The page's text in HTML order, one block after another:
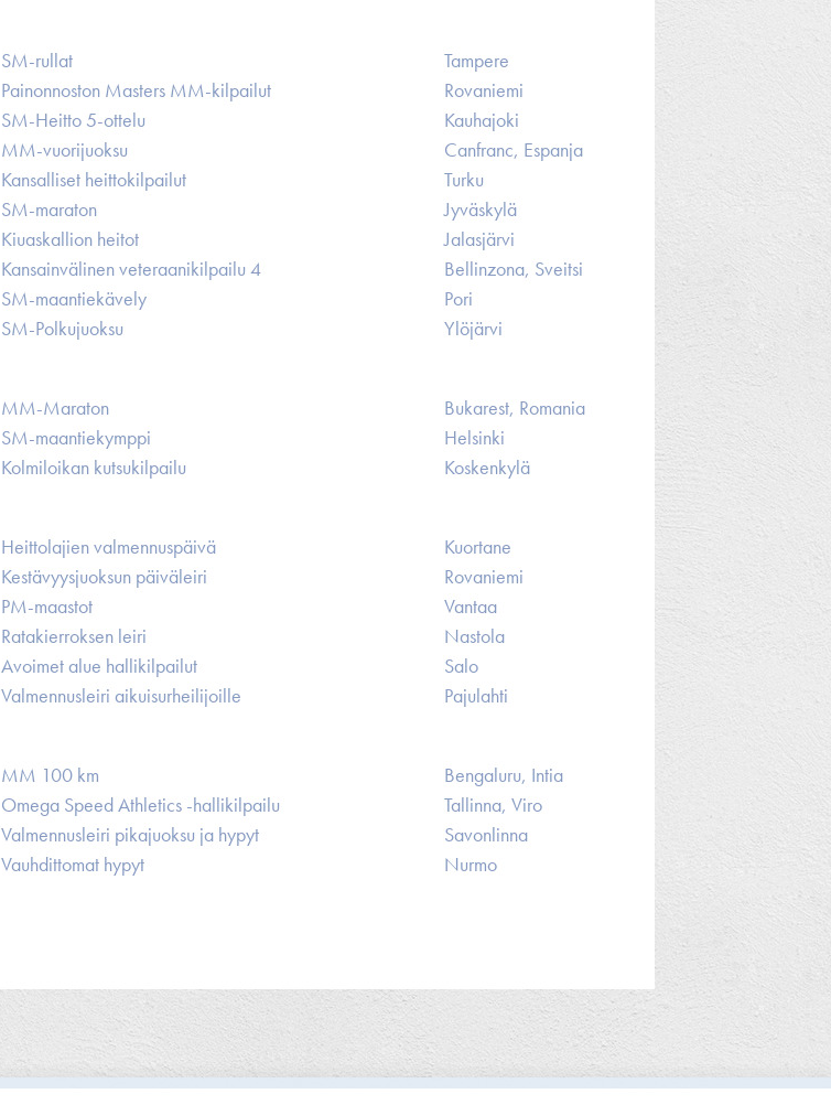
SM-rullat
Tampere
Painonnoston Masters MM-kilpailut
Rovaniemi
SM-Heitto 5-ottelu
Kauhajoki
MM-vuorijuoksu
Canfranc, Espanja
Kansalliset heittokilpailut
Turku
SM-maraton
Jyväskylä
Kiuaskallion heitot
Jalasjärvi
Kansainvälinen veteraanikilpailu 4
Bellinzona, Sveitsi
SM-maantiekävely
Pori
SM-Polkujuoksu
Ylöjärvi
MM-Maraton
Bukarest, Romania
SM-maantiekymppi
Helsinki
Kolmiloikan kutsukilpailu
Koskenkylä
Heittolajien valmennuspäivä
Kuortane
Kestävyysjuoksun päiväleiri
Rovaniemi
PM-maastot
Vantaa
Ratakierroksen leiri
Nastola
Avoimet alue hallikilpailut
Salo
Valmennusleiri aikuisurheilijoille
Pajulahti
MM 100 km
Bengaluru, Intia
Omega Speed Athletics -hallikilpailu
Tallinna, Viro
Valmennusleiri pikajuoksu ja hypyt
Savonlinna
Vauhdittomat hypyt Nurmo